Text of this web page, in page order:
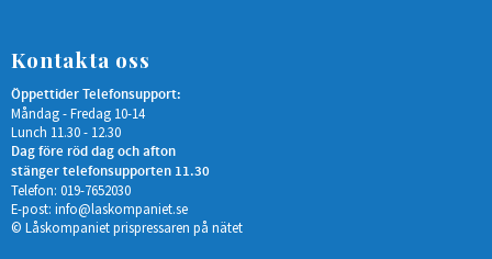
Kontakta oss
Öppettider Telefonsupport:
Måndag - Fredag 10-14
Lunch 11.30 - 12.30
Dag före röd dag och afton
stänger telefonsupporten 11.30
Telefon: 019-7652030
E-post: info@laskompaniet.se
© Låskompaniet prispressaren på nätet